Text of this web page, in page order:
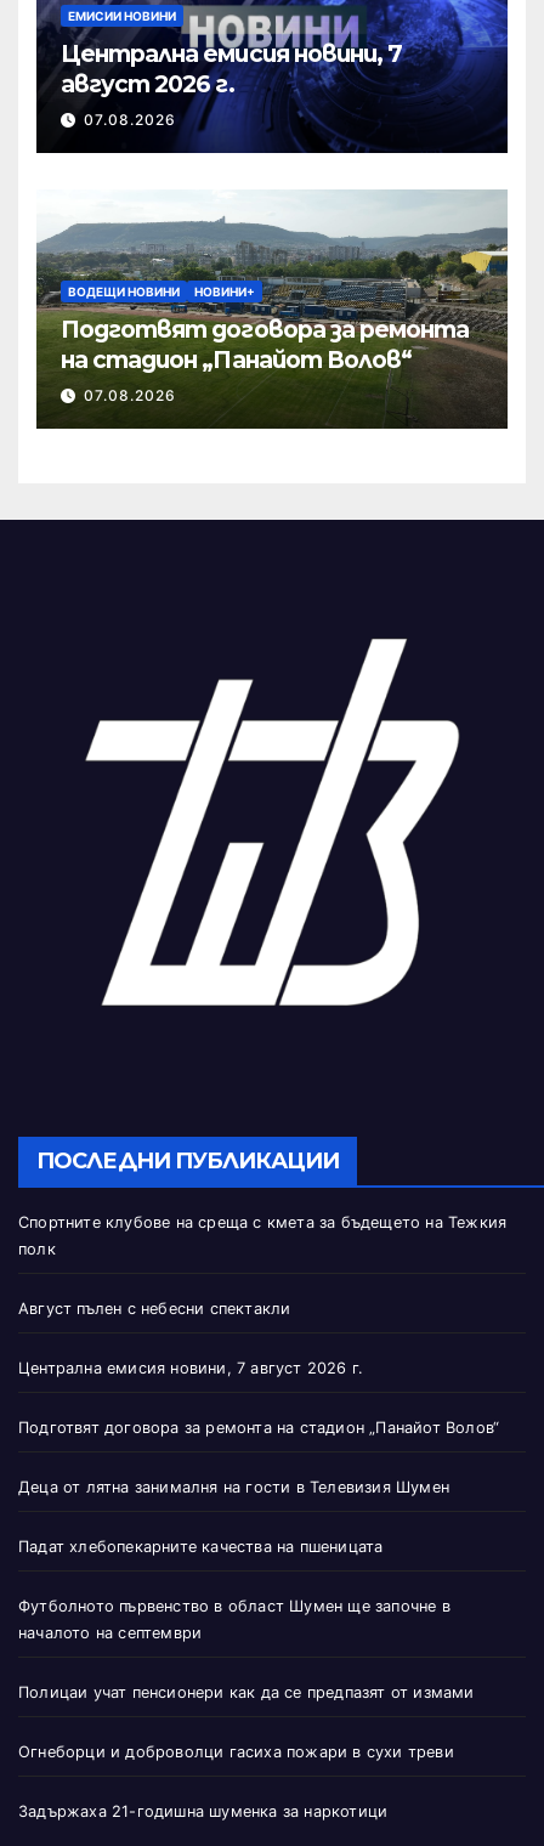
ЕМИСИИ НОВИНИ
Централна емисия новини, 7
август 2026 г.
07.08.2026
ВОДЕЩИ НОВИНИ НОВИНИ+
Подготвят договора за ремонта
на стадион „Панайот Волов“
07.08.2026
ПОСЛЕДНИ ПУБЛИКАЦИИ
Спортните клубове на среща с кмета за бъдещето на Тежкия
полк
Август пълен с небесни спектакли
Централна емисия новини, 7 август 2026 г.
Подготвят договора за ремонта на стадион „Панайот Волов“
Деца от лятна занималня на гости в Телевизия Шумен
Падат хлебопекарните качества на пшеницата
Футболното първенство в област Шумен ще започне в
началото на септември
Полицаи учат пенсионери как да се предпазят от измами
Огнеборци и доброволци гасиха пожари в сухи треви
Задържаха 21-годишна шуменка за наркотици